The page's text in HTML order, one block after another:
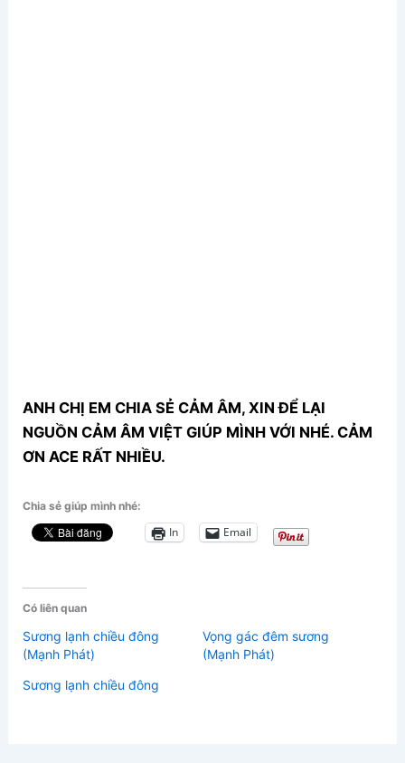
ANH CHỊ EM CHIA SẺ CẢM ÂM, XIN ĐỂ LẠI
NGUỒN CẢM ÂM VIỆT GIÚP MÌNH VỚI NHÉ. CẢM
ƠN ACE RẤT NHIỀU.
Chia sẻ giúp mình nhé:
In Email
Có liên quan
Sương lạnh chiều đông
(Mạnh Phát)
Vọng gác đêm sương
(Mạnh Phát)
Sương lạnh chiều đông